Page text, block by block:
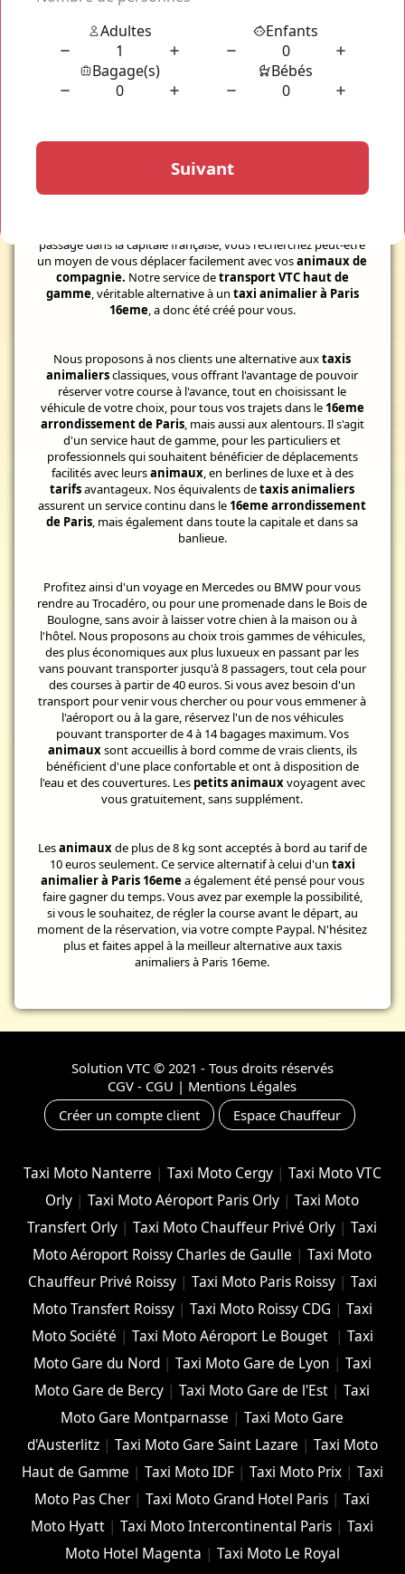
Alternative à un Taxi Animalier Paris 16eme
passage dans la capitale française, vous recherchez peut-être
un moyen de vous déplacer facilement avec vosanimaux de
compagnie. Notre service detransport VTC haut de
gamme, véritable alternative à un taxi animalier à Paris
16eme, a donc été créé pour vous.
Nous proposons à nos clients une alternative auxtaxis
animaliersclassiques, vous offrant l'avantage de pouvoir
réserver votre course à l'avance, tout en choisissant le
véhicule de votre choix, pour tous vos trajets dans le 16eme
arrondissement de Paris, mais aussi aux alentours. Il s'agit
d'un service haut de gamme, pour les particuliers et
professionnels qui souhaitent bénéficier de déplacements
facilités avec leursanimaux, en berlines de luxe et à des
tarifsavantageux. Nos équivalents detaxis animaliers
assurent un service continu dans le 16eme arrondissement
de Paris, mais également dans toute la capitale et dans sa
banlieue.
Profitez ainsi d'un voyage en Mercedes ou BMW pour vous
rendre au Trocadéro, ou pour une promenade dans le Bois de
Boulogne, sans avoir à laisser votre chien à la maison ou à
l'hôtel. Nous proposons au choix trois gammes de véhicules,
des plus économiques aux plus luxueux en passant par les
vans pouvant transporter jusqu'à 8 passagers, tout cela pour
des courses à partir de 40 euros. Si vous avez besoin d'un
transport pour venir vous chercher ou pour vous emmener à
l'aéroport ou à la gare, réservez l'un de nos véhicules
pouvant transporter de 4 à 14 bagages maximum. Vos
animauxsont accueillis à bord comme de vrais clients, ils
bénéficient d'une place confortable et ont à disposition de
l'eau et des couvertures. Les petits animauxvoyagent avec
vous gratuitement, sans supplément.
Lesanimauxde plus de 8 kg sont acceptés à bord au tarif de
10 euros seulement. Ce service alternatif à celui d'un taxi
animalier à Paris 16emea également été pensé pour vous
faire gagner du temps. Vous avez par exemple la possibilité,
si vous le souhaitez, de régler la course avant le départ, au
moment de la réservation, via votre compte Paypal. N'hésitez
plus et faites appel à la meilleur alternative aux taxis
animaliers à Paris 16eme.
Solution VTC© 2021 - Tous droits réservés
CGV - CGU | Mentions Légales
Créer un compte client
Espace Chauffeur
Taxi Moto Nanterre | Taxi Moto Cergy| Taxi Moto VTC
Orly |Taxi Moto Aéroport Paris Orly |Taxi Moto
Transfert Orly |Taxi Moto Chauffeur Privé Orly |Taxi
Moto Aéroport Roissy Charles de Gaulle |Taxi Moto
Chauffeur Privé Roissy| Taxi Moto Paris Roissy| Taxi
Moto Transfert Roissy| Taxi Moto Roissy CDG | Taxi
Moto Société | Taxi Moto Aéroport Le Bouget | Taxi
Moto Gare du Nord| Taxi Moto Gare de Lyon | Taxi
Moto Gare de Bercy |Taxi Moto Gare de l'Est |Taxi
Moto Gare Montparnasse |Taxi Moto Gare
d'Austerlitz| Taxi Moto Gare Saint Lazare | Taxi Moto
Haut de Gamme | Taxi Moto IDF| Taxi Moto Prix| Taxi
Moto Pas Cher |Taxi Moto Grand Hotel Paris |Taxi
Moto Hyatt |Taxi Moto Intercontinental Paris |Taxi
Moto Hotel Magenta | Taxi Moto Le Royal